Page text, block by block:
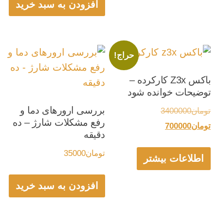
افزودن به سبد خرید
حراج!
باکس Z3x کارکرده –
توضیحات خوانده شود
تومان3400000قیمت
بود.
تومان700000قیمت
تومان700000.
اطلاعات بیشتر
بررسی ارورهای دما و
رفع مشکلات شارژ – ده
دقیقه
تومان35000
افزودن به سبد خرید